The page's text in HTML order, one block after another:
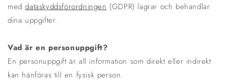
meddataskyddsförordningen (GDPR) lagrar och behandlar
dina uppgifter.
Vad är en personuppgift?
En personuppgift är all information som direkt eller indirekt
kan hänföras till en fysisk person.